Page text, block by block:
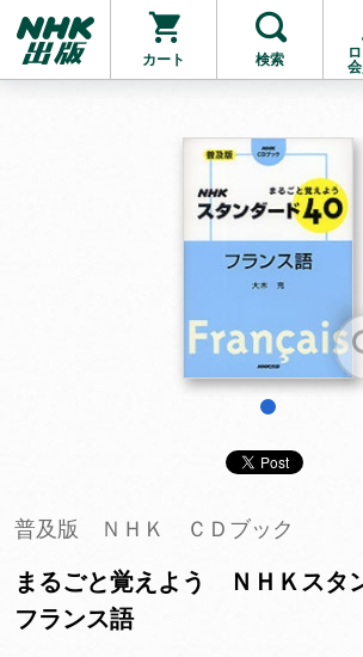
カート 検索
お支払いに進む
普及版 ＮＨＫ ＣＤブック
まるごと覚えよう ＮＨＫスタ
フランス語